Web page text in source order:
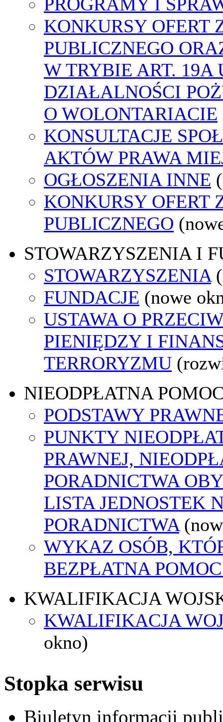
KONKURSY OFERT
PUBLICZNEGO
W TRYBIE ART. 19A
DZIAŁALNOŚCI
O WOLONTARIACIE
KONSULTACJE
AKTÓW PRAWA
OGŁOSZENIA INNE
KONKURSY OFERT
PUBLICZNEGO
STOWARZYSZENIA I
STOWARZYSZENIA
FUNDACJE (nowe
USTAWA O
PIENIĘDZY I
TERRORYZMU
NIEODPŁATNA
PODSTAWY
PUNKTY
PRAWNEJ,
PORADNICTWA
LISTA JEDNOSTEK
PORADNICTWA
WYKAZ OSÓB,
BEZPŁATNA
KWALIFIKACJA
KWALIFIKACJA
okno)
Stopka serwisu
Biuletyn informacji